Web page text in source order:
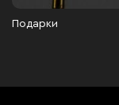
Подарки